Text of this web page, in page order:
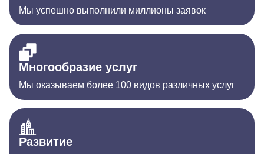
Мы успешно выполнили миллионы заявок
Многообразие услуг
Мы оказываем более 100 видов различных услуг
Развитие